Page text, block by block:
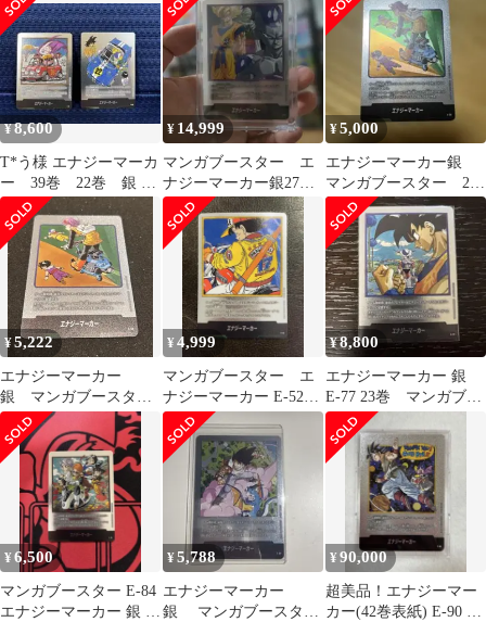
巻
¥8,600
T*う様 エナジーマーカ
ー 39巻 22巻 銀 セ
ット
¥ 14,999
マンガブースター エ
ナジーマーカー銀27
巻 e−57
¥5,000
エナジーマーカー銀
マンガブースター 21
巻 E-56
¥5,222
エナジーマーカー
銀 マンガブースタ
ー 21巻 E-56
¥4,999
マンガブースター エ
ナジーマーカー E-52
銀 17巻
¥8,800
エナジーマーカー 銀
E-77 23巻 マンガブー
スター
¥6,500
マンガブースター E-84
エナジーマーカー 銀 36
¥5,788
エナジーマーカー
銀 マンガブースター
¥90,000
超美品！エナジーマー
カー(42巻表紙) E-90 銀